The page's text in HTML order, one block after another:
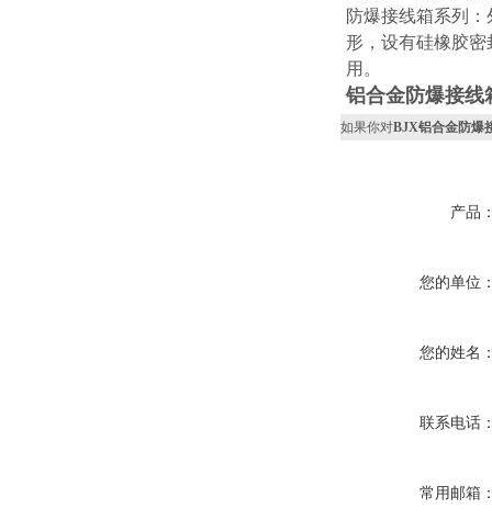
防爆接线箱系列
形，设有硅橡胶
用。
铝合金防爆接线
如果你对BJX铝合金防爆
产品
您的单位
您的姓名
联系电话
常用邮箱